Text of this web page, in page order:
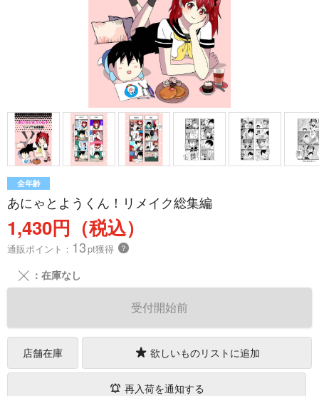
全年齢
あにゃとようくん！リメイク総集編
1,430円（税込）
通販ポイント： 13pt獲得 ？
╳ ：在庫なし
受付開始前
店舗在庫 欲しいものリストに追加
再入荷を通知する